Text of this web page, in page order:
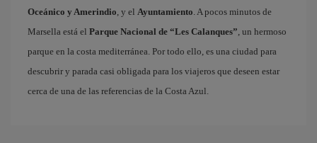
Oceánico y Amerindio, y el Ayuntamiento. A pocos minutos de
Marsella está el Parque Nacional de “Les Calanques”, un hermoso
parque en la costa mediterránea. Por todo ello, es una ciudad para
descubrir y parada casi obligada para los viajeros que deseen estar
cerca de una de las referencias de la Costa Azul.